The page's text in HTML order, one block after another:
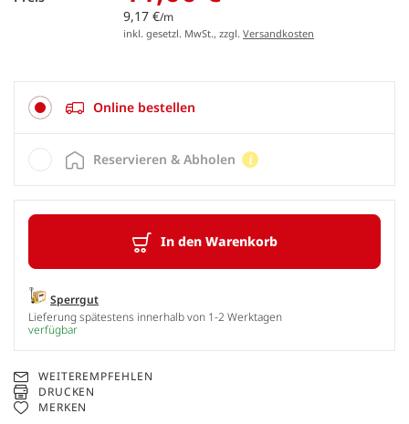
9,17 €/m
inkl. gesetzl. MwSt., zzgl. Versandkosten
Online bestellen
In den Warenkorb
Sperrgut
Lieferung spätestens innerhalb von 1-2 Werktagen
verfügbar
Reservieren & Abholen
WEITEREMPFEHLEN
DRUCKEN
MERKEN